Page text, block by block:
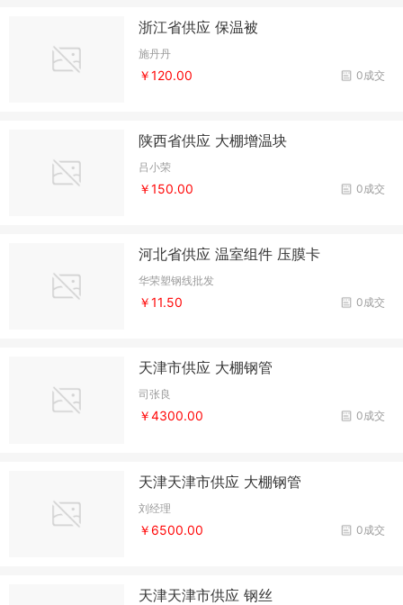
浙江省供应 保温被
施丹丹
0成交
￥120.00
陕西省供应 大棚增温块
吕小荣
0成交
￥150.00
河北省供应 温室组件 压膜卡
华荣塑钢线批发
0成交
￥11.50
天津市供应 大棚钢管
司张良
0成交
￥4300.00
天津天津市供应 大棚钢管
刘经理
0成交
￥6500.00
天津天津市供应 钢丝